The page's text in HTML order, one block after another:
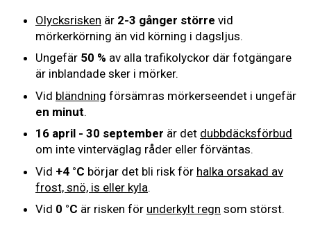
Olycksrisken är 2-3 gånger större vid
mörkerkörning än vid körning i dagsljus.
Ungefär 50 % av alla trafikolyckor där fotgängare
är inblandade sker i mörker.
Vid bländning försämras mörkerseendet i ungefär
en minut.
16 april - 30 september är det dubbdäcksförbud
om inte vinterväglag råder eller förväntas.
Vid +4 °C börjar det bli risk för halka orsakad av
frost, snö, is eller kyla.
Vid 0 °C är risken för underkylt regn som störst.